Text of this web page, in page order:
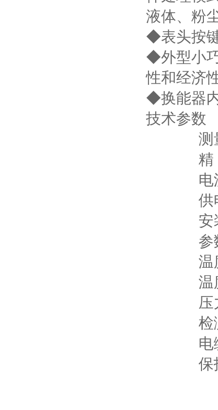
液体、粉
◆表头按
◆外型小
性和经济
◆换能器
技术参数
测量
精 度
电流
供电电
安装方
参数设
温度
温度补
压力
检
电缆入
保护